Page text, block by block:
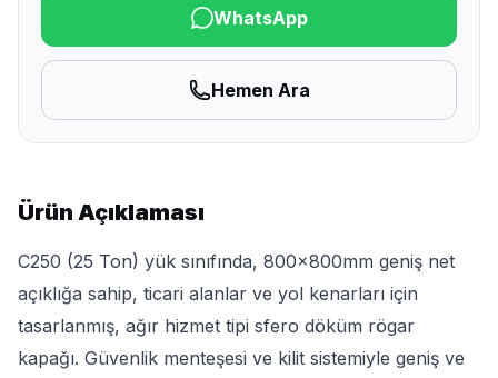
WhatsApp
Hemen Ara
Ürün Açıklaması
C250 (25 Ton) yük sınıfında, 800x800mm geniş net
açıklığa sahip, ticari alanlar ve yol kenarları için
tasarlanmış, ağır hizmet tipi sfero döküm rögar
kapağı. Güvenlik menteşesi ve kilit sistemiyle geniş ve